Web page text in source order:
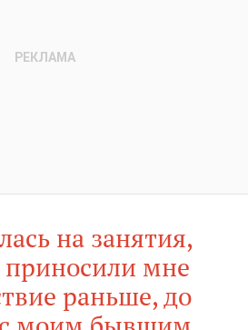
на занятия,
мне
раньше, до